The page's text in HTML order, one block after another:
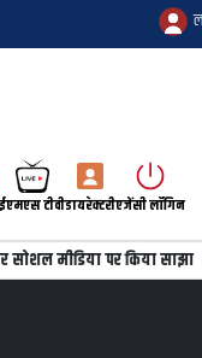
ईएमएस टीवीडायरेक्टरीएजेंसी लॉगिन
सोशल मीडिया पर किया साझा